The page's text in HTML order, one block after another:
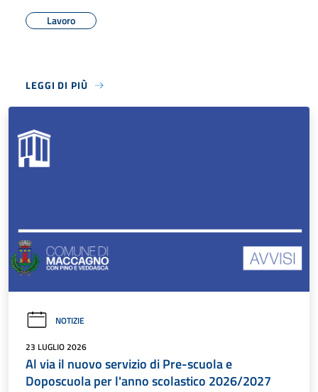
Lavoro
LEGGI DI PIÙ
NOTIZIE
23 LUGLIO 2026
Al via il nuovo servizio di Pre-scuola e
Doposcuola per l'anno scolastico 2026/2027